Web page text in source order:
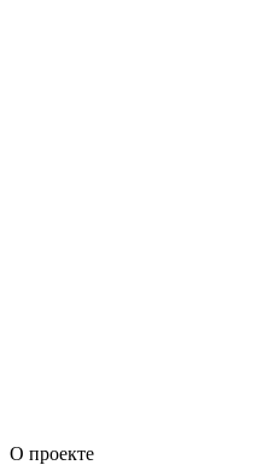
О проекте